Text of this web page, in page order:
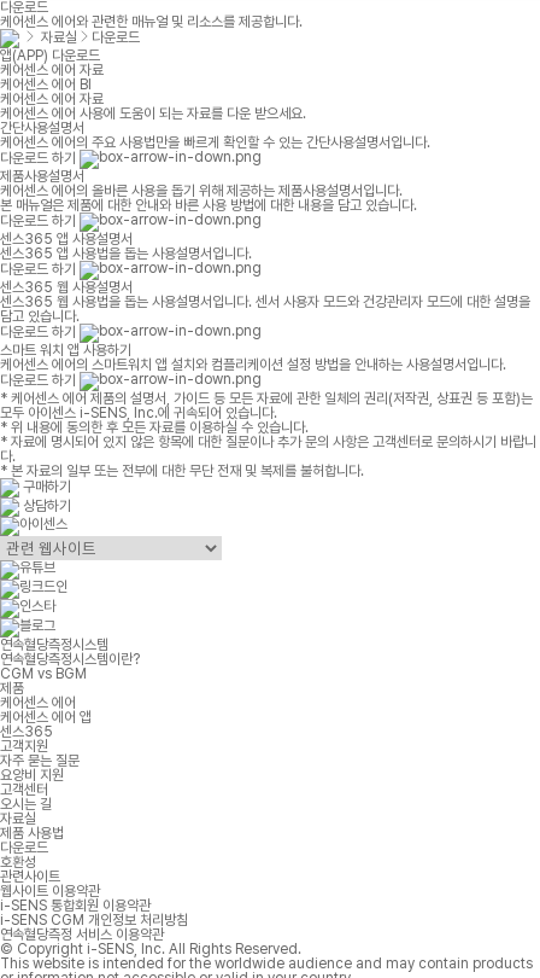
다운로드
케어센스 에어와 관련한 매뉴얼 및 리소스를 제공합니다.
자료실
다운로드
앱(APP) 다운로드
케어센스 에어 자료
케어센스 에어 BI
케어센스 에어 자료
케어센스 에어 사용에 도움이 되는 자료를 다운 받으세요.
간단사용설명서
케어센스 에어의 주요 사용법만을 빠르게 확인할 수 있는 간단사용설명서입니다.
다운로드 하기
제품사용설명서
케어센스 에어의 올바른 사용을 돕기 위해 제공하는 제품사용설명서입니다.
본 매뉴얼은 제품에 대한 안내와 바른 사용 방법에 대한 내용을 담고 있습니다.
다운로드 하기
센스365 앱 사용설명서
센스365 앱 사용법을 돕는 사용설명서입니다.
다운로드 하기
센스365 웹 사용설명서
센스365 웹 사용법을 돕는 사용설명서입니다. 센서 사용자 모드와 건강관리자 모드에 대한 설명을
담고 있습니다.
다운로드 하기
스마트 워치 앱 사용하기
케어센스 에어의 스마트워치 앱 설치와 컴플리케이션 설정 방법을 안내하는 사용설명서입니다.
다운로드 하기
* 케어센스 에어 제품의 설명서, 가이드 등 모든 자료에 관한 일체의 권리(저작권, 상표권 등 포함)는
모두 아이센스 i-SENS, Inc.에 귀속되어 있습니다.
* 위 내용에 동의한 후 모든 자료를 이용하실 수 있습니다.
* 자료에 명시되어 있지 않은 항목에 대한 질문이나 추가 문의 사항은 고객센터로 문의하시기 바랍니
다.
* 본 자료의 일부 또는 전부에 대한 무단 전재 및 복제를 불허합니다.
구매하기
상담하기
연속혈당측정시스템
연속혈당측정시스템이란?
CGM vs BGM
제품
케어센스 에어
케어센스 에어 앱
센스365
고객지원
자주 묻는 질문
요양비 지원
고객센터
오시는 길
자료실
제품 사용법
다운로드
호환성
관련사이트
웹사이트 이용약관
i-SENS 통합회원 이용약관
i-SENS CGM 개인정보 처리방침
연속혈당측정 서비스 이용약관
© Copyright i-SENS, Inc. All Rights Reserved.
This website is intended for the worldwide audience and may contain products